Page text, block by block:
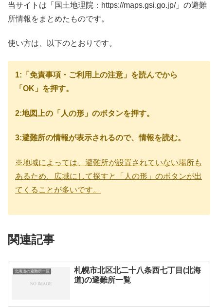
当サイトは「国土地理院：https://maps.gsi.go.jp/」の避難
所情報をまとめたものです。
使い方は、以下のとおりです。
1:「免責事項・ご利用上の注意」を読んでから
「OK」を押す。
2:地図上の「人の形」のボタンを押す。
3:避難所の情報が表示されるので、情報を読む。
※地域によっては、避難所が設置されていない場所も
あるため、広域にして探すと「人の形」のボタンが出
てくることが多いです。
関連記事
北海道の避難所一覧
札幌市北区北二十八条西七丁目(北海
道)の避難所一覧